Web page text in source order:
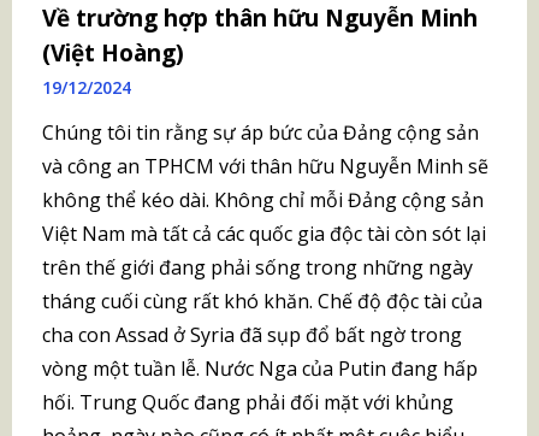
Về trường hợp thân hữu Nguyễn Minh
(Việt Hoàng)
19/12/2024
Chúng tôi tin rằng sự áp bức của Đảng cộng sản
và công an TPHCM với thân hữu Nguyễn Minh sẽ
không thể kéo dài. Không chỉ mỗi Đảng cộng sản
Việt Nam mà tất cả các quốc gia độc tài còn sót lại
trên thế giới đang phải sống trong những ngày
tháng cuối cùng rất khó khăn. Chế độ độc tài của
cha con Assad ở Syria đã sụp đổ bất ngờ trong
vòng một tuần lễ. Nước Nga của Putin đang hấp
hối. Trung Quốc đang phải đối mặt với khủng